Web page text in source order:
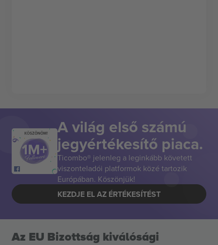
KÖSZÖNÖM! A világ első számú
jegyértékesítő piaca.
Ticombo® jelenleg a leginkább követett
viszonteladói platformok közé tartozik
Európában. Köszönjük!
KEZDJE EL AZ ÉRTÉKESÍTÉST
Az EU Bizottság kiválósági